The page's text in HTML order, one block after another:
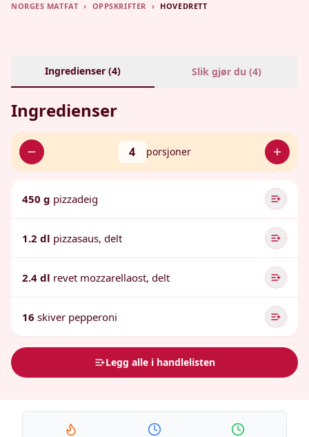
NORGES MATFAT › OPPSKRIFTER › HOVEDRETT
Ingredienser (4) Slik gjør du (4)
Ingredienser
4 porsjoner
450 g pizzadeig
1.2 dl pizzasaus, delt
2.4 dl revet mozzarellaost, delt
16 skiver pepperoni
Legg alle i handlelisten